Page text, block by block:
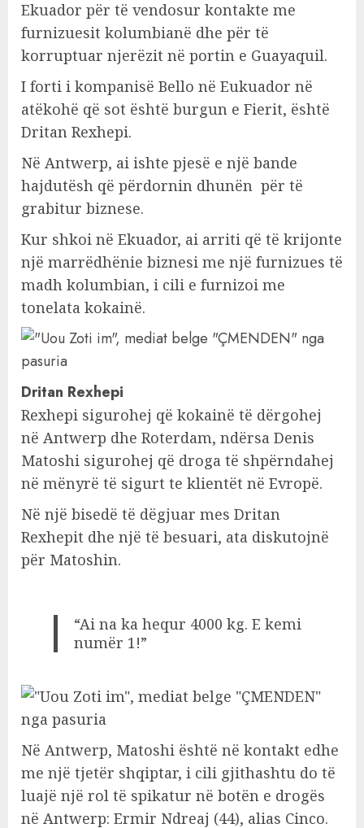
Ekuador për të vendosur kontakte me
furnizuesit kolumbianë dhe për të
korruptuar njerëzit në portin e Guayaquil.
I forti i kompanisë Bello në Eukuador në
atëkohë që sot është burgun e Fierit, është
Dritan Rexhepi.
Në Antwerp, ai ishte pjesë e një bande
hajdutësh që përdornin dhunën për të
grabitur biznese.
Kur shkoi në Ekuador, ai arriti që të krijonte
një marrëdhënie biznesi me një furnizues të
madh kolumbian, i cili e furnizoi me
tonelata kokainë.
Dritan Rexhepi
Rexhepi sigurohej që kokainë të dërgohej
në Antwerp dhe Roterdam, ndërsa Denis
Matoshi sigurohej që droga të shpërndahej
në mënyrë të sigurt te klientët në Evropë.
Në një bisedë të dëgjuar mes Dritan
Rexhepit dhe një të besuari, ata diskutojnë
për Matoshin.
“Ai na ka hequr 4000 kg. E kemi
numër 1!”
Në Antwerp, Matoshi është në kontakt edhe
me një tjetër shqiptar, i cili gjithashtu do të
luajë një rol të spikatur në botën e drogës
në Antwerp: Ermir Ndreaj (44), alias Cinco.